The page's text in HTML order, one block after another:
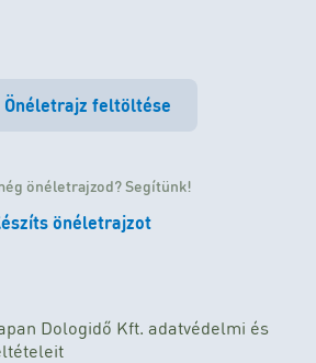
Önéletrajz feltöltése
önéletrajzod? Segítünk!
önéletrajzot
Dologidő Kft. adatvédelmi és